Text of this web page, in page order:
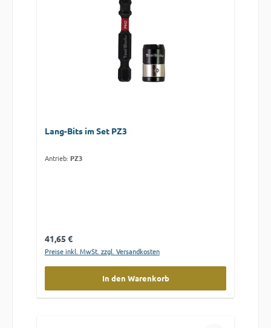
Lang-Bits im Set PZ3
Antrieb: PZ3
Regulärer Preis:
41,65 €
Preise inkl. MwSt. zzgl. Versandkosten
In den Warenkorb